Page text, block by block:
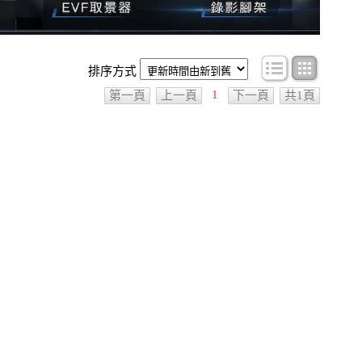
排序方式
條目顯示
第一頁 上一頁 1 下一頁 共1頁